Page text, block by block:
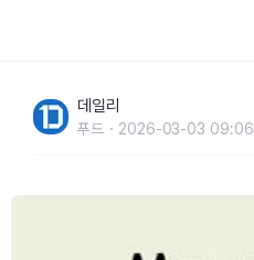
데일리
푸드 2026-03-03 09:06